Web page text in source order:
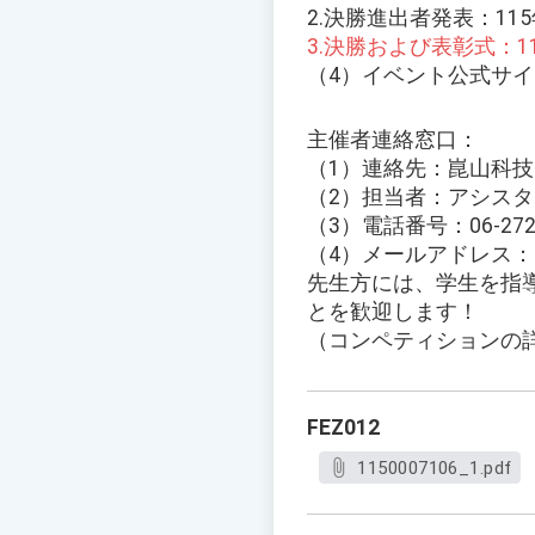
2.決勝進出者発表：
3.決勝および表彰式：
（4）イベント公式サ
主催者連絡窓口：
（1）連絡先：崑山科
（2）担当者：アシス
（3）電話番号：06-
（4）メールアドレス
先生方には、学生を指
とを歓迎します！
（コンペティション
FEZ012
1150007106_1.pdf